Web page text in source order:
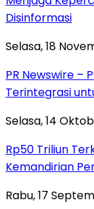
Disinformasi
Selasa, 18
PR Newswire –
Terintegrasi
Selasa, 14
Rp50 Triliun
Kemandirian
Rabu, 17